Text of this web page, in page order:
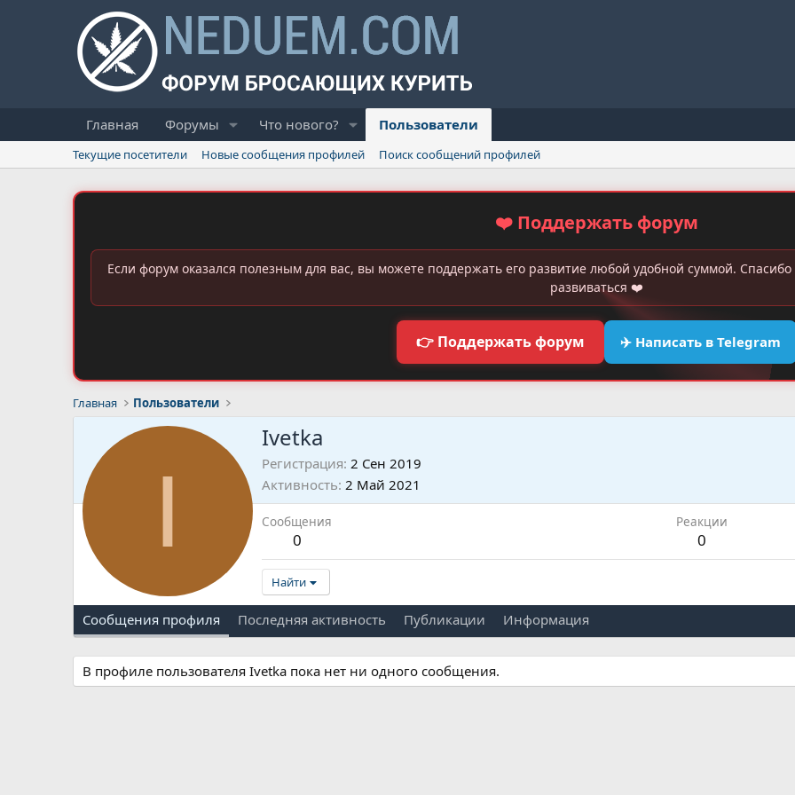
Главная Форумы Что нового? Пользователи
Текущие посетители Новые сообщения профилей Поиск сообщений профилей
❤️ Поддержать форум
Если форум оказался полезным для вас, вы можете поддержать его развитие любой удобной суммой. Спасибо
развиваться ❤️
👉 Поддержать форум ✈️ Написать в Telegram
Главная Пользователи
I
Ivetka
Регистрация 2 Сен 2019
Активность 2 Май 2021
Сообщения
0
Реакции
0
Найти
Сообщения профиля Последняя активность Публикации Информация
В профиле пользователя Ivetka пока нет ни одного сообщения.